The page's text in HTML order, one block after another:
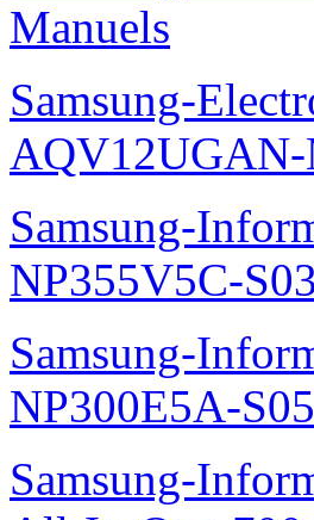
Manuels
Samsung-
AQV12UGAN-
Samsung-
NP355V5C-
Samsung-
NP300E5A-
Samsung-